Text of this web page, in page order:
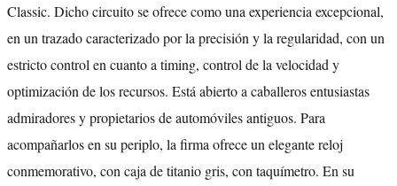
Classic. Dicho circuito se ofrece como una experiencia excepcional,
en un trazado caracterizado por la precisión y la regularidad, con un
estricto control en cuanto a timing, control de la velocidad y
optimización de los recursos. Está abierto a caballeros entusiastas
admiradores y propietarios de automóviles antiguos. Para
acompañarlos en su periplo, la firma ofrece un elegante reloj
conmemorativo, con caja de titanio gris, con taquímetro. En su